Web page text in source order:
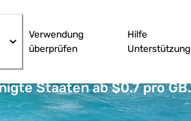
Verwendung
überprüfen
Hilfe
Unterstützung
Staaten ab $0.7 pro GB.